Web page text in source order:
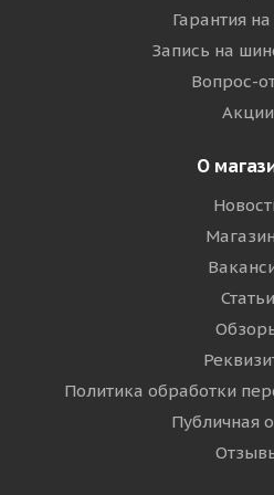
Гарантия
Запись на
Вопрос-
Акции
О
Статьи
Политика обработки
Публичная